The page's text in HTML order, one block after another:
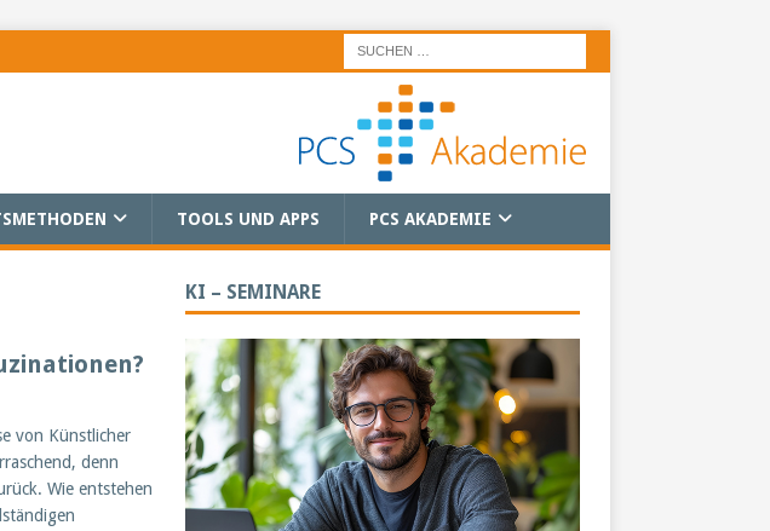
TOOLS UND APPS PCS AKADEMIE
von Künstlicher
denn
Wie entstehen
KI – SEMINARE